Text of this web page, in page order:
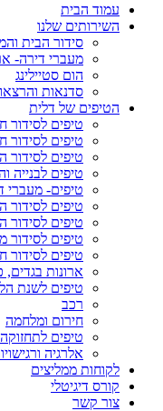
עמוד הבית
השירותים שלנו
סידור הבית
מעברי דירה-
הום סטיילינג
סדנאות
הטיפים של דלית
טיפים
טיפים
טיפים לסידור
טיפים לבנייה
טיפים- מעברי
טיפים לסידור
טיפים לסידור
טיפים לסידור
טיפים לסידור
ארונות בגדים,
טיפים לשנת
רכב
חירום ומלחמה
טיפים
אלרגיה
לקוחות ממליצים
קורס דיגיטלי
צור קשר